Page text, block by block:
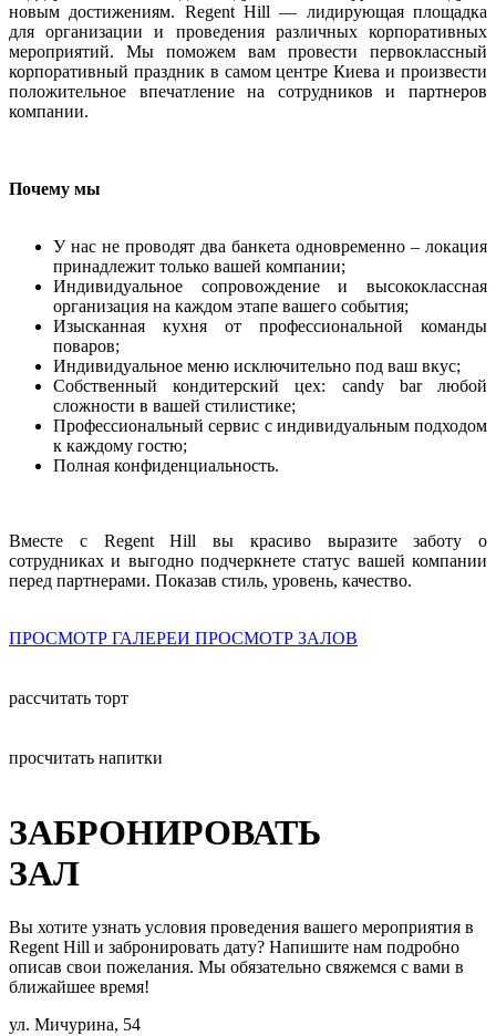
новым достижениям. Regent Hill — лидирующая площадка
для организации и проведения различных корпоративных
мероприятий. Мы поможем вам провести первоклассный
корпоративный праздник в самом центре Киева и произвести
положительное впечатление на сотрудников и партнеров
компании.
Почему мы
У нас не проводят два банкета одновременно – локация
принадлежит только вашей компании;
Индивидуальное сопровождение и высококлассная
организация на каждом этапе вашего события;
Изысканная кухня от профессиональной команды
поваров;
Индивидуальное меню исключительно под ваш вкус;
Собственный кондитерский цех: candy bar любой
сложности в вашей стилистике;
Профессиональный сервис с индивидуальным подходом
к каждому гостю;
Полная конфиденциальность.
Вместе с Regent Hill вы красиво выразите заботу о
cотрудниках и выгодно подчеркнете статус вашей компании
перед партнерами. Показав стиль, уровень, качество.
ПРОСМОТР ГАЛЕРЕИ ПРОСМОТР ЗАЛОВ
рассчитать торт
просчитать напитки
ЗАБРОНИРОВАТЬ
ЗАЛ
Вы хотите узнать условия проведения вашего мероприятия в
Regent Hill и забронировать дату? Напишите нам подробно
описав свои пожелания. Мы обязательно свяжемся с вами в
ближайшее время!
ул. Мичурина, 54